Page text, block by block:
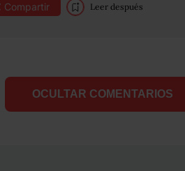
Compartir Leer después
OCULTAR COMENTARIOS